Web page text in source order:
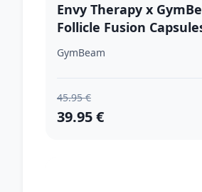
Envy Therapy x
Follicle Fusion
GymBeam
45.95 €
39.95 €